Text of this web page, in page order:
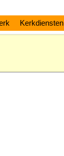
Kerkdiensten